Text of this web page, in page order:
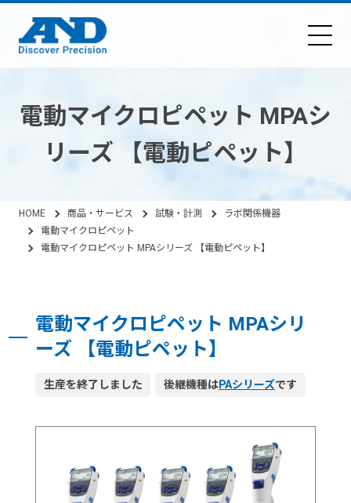
電動マイクロピペット MPAシ
リーズ 【電動ピペット】
HOME 商品・サービス 試験・計測
ラボ関係機器
電動マイクロピペット
電動マイクロピペット MPAシリーズ 【電動ピペット】
電動マイクロピペット MPAシリ
ーズ 【電動ピペット】
生産を終了しました 後継機種はPAシリーズです